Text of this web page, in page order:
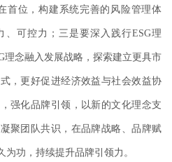
首位，构建系统完善的风险管理体
可控力；三是要深入践行ESG理
理念融入发展战略，探索建立更具市
，更好促进经济效益与社会效益协
强化品牌引领，以新的文化理念支
聚团队共识，在品牌战略、品牌赋
功，持续提升品牌引领力。